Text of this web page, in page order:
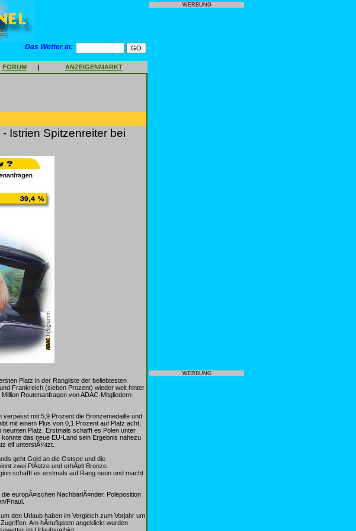
Das Wetter in:
FORUM | ANZEIGENMARKT
Istrien Spitzenreiter bei
Platz in der Rangliste der beliebtesten
Frankreich (sieben Prozent) wieder weit hinter
Routenanfragen von ADAC-Mitgliedern
mit 5,9 Prozent die Bronzemedaille und
mit einem Plus von 0,1 Prozent auf Platz acht,
Platz. Erstmals schafft es Polen unter
das neue EU-Land sein Ergebnis nahezu
elf unterstÃ¼tzt.
geht Gold an die Ostsee und die
zwei PlÃ¤tze und erhÃ¤lt Bronze.
schafft es erstmals auf Rang neun und macht
europÃ¤ischen NachbarlÃ¤nder. Poleposition
Friaul.
den Urlaub haben im Vergleich zum Vorjahr um
Am hÃ¤ufigsten angeklickt wurden
WERBUNG
WERBUNG